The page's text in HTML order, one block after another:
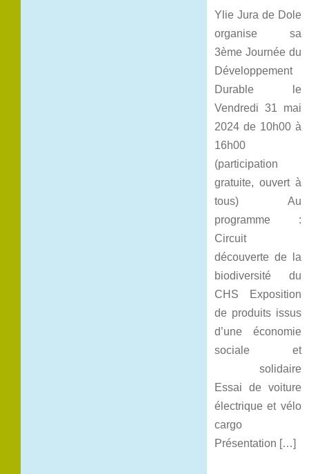
Ylie Jura de Dole
organise sa
3ème Journée du
Développement
Durable le
Vendredi 31 mai
2024 de 10h00 à
16h00
(participation
gratuite, ouvert à
tous) Au
programme :
Circuit
découverte de la
biodiversité du
CHS Exposition
de produits issus
d’une économie
sociale et
solidaire
Essai de voiture
électrique et vélo
cargo
Présentation […]